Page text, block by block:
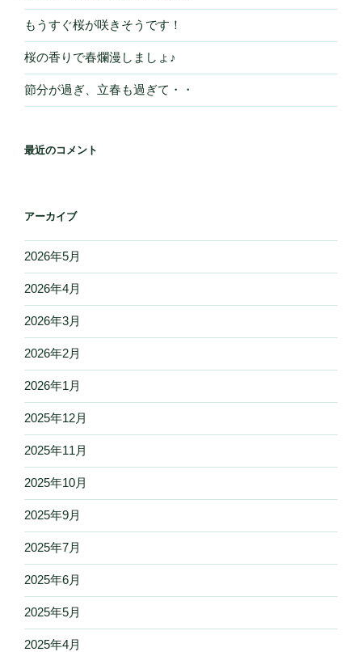
もうすぐ桜が咲きそうです！
桜の香りで春爛漫しましょ♪
節分が過ぎ、立春も過ぎて・・
最近のコメント
アーカイブ
2026年5月
2026年4月
2026年3月
2026年2月
2026年1月
2025年12月
2025年11月
2025年10月
2025年9月
2025年7月
2025年6月
2025年5月
2025年4月